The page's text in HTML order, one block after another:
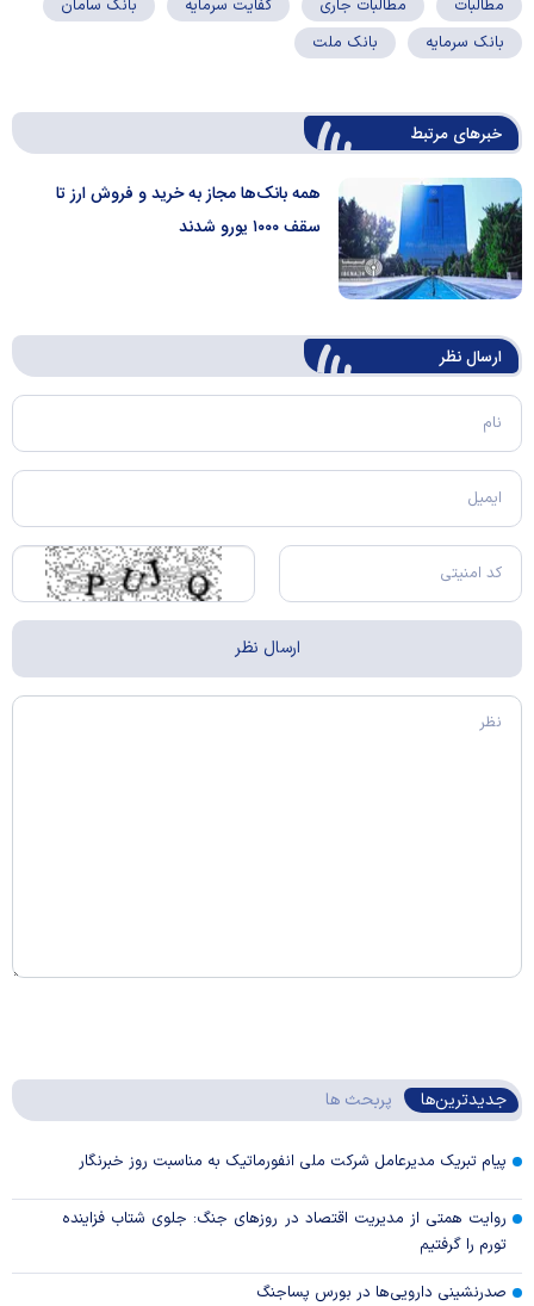
مطالبات مطالبات جاری کفایت سرمایه
بانک سامان
بانک سرمایه
بانک ملت
خبرهای مرتبط
همه بانک‌ها مجاز به خرید و فروش ارز تا
سقف ۱۰۰۰ یورو شدند
ارسال‌ نظر
جدیدترین‌ها پربحث ها
پیام تبریک مدیرعامل شرکت ملی انفورماتیک به مناسبت روز خبرنگار
روایت همتی از مدیریت اقتصاد در روزهای جنگ: جلوی شتاب فزاینده
تورم را گرفتیم
صدرنشینی دارویی‌ها در بورس پساجنگ